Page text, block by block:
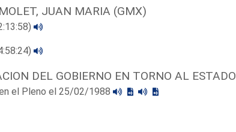
JUAN MARIA (GMX)
DEL GOBIERNO EN TORNO AL
el Pleno el 25/02/1988